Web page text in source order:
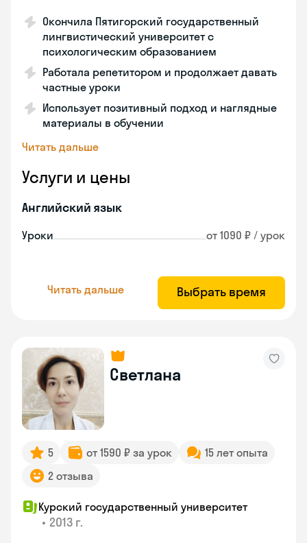
Окончила Пятигорский государственный
лингвистический университет с
психологическим образованием
Работала репетитором и продолжает давать
частные уроки
Использует позитивный подход и наглядные
материалы в обучении
Читать дальше
Услуги и цены
Английский язык
Уроки от 1090 ₽ / урок
Читать дальше Выбрать время
Светлана
5 от 1590 ₽ за урок
15 лет опыта
2 отзыва
Курский государственный университет
• 2013 г.